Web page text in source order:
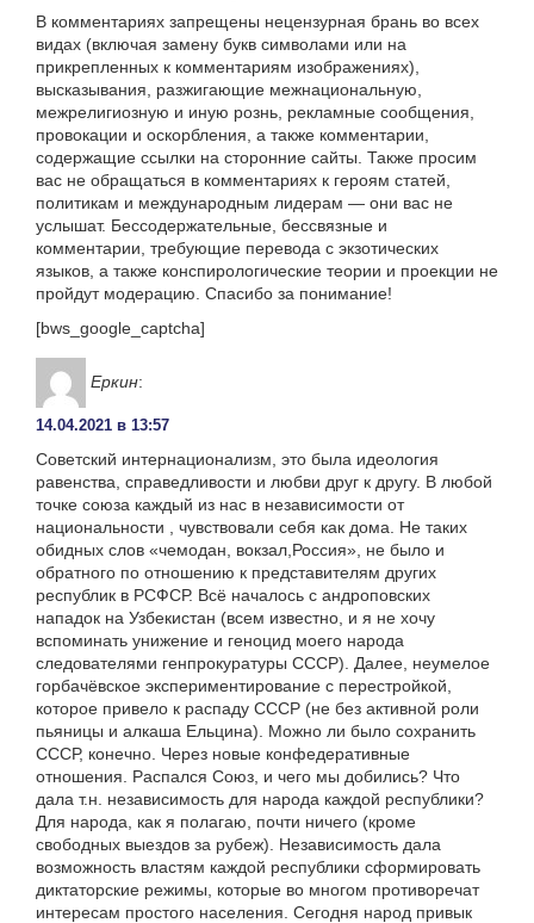
В комментариях запрещены нецензурная брань во всех
видах (включая замену букв символами или на
прикрепленных к комментариям изображениях),
высказывания, разжигающие межнациональную,
межрелигиозную и иную рознь, рекламные сообщения,
провокации и оскорбления, а также комментарии,
содержащие ссылки на сторонние сайты. Также просим
вас не обращаться в комментариях к героям статей,
политикам и международным лидерам — они вас не
услышат. Бессодержательные, бессвязные и
комментарии, требующие перевода с экзотических
языков, а также конспирологические теории и проекции не
пройдут модерацию. Спасибо за понимание!
[bws_google_captcha]
Еркин:
14.04.2021 в 13:57
Советский интернационализм, это была идеология
равенства, справедливости и любви друг к другу. В любой
точке союза каждый из нас в независимости от
национальности , чувствовали себя как дома. Не таких
обидных слов «чемодан, вокзал,Россия», не было и
обратного по отношению к представителям других
республик в РСФСР. Всё началось с андроповских
нападок на Узбекистан (всем известно, и я не хочу
вспоминать унижение и геноцид моего народа
следователями генпрокуратуры СССР). Далее, неумелое
горбачёвское экспериментирование с перестройкой,
которое привело к распаду СССР (не без активной роли
пьяницы и алкаша Ельцина). Можно ли было сохранить
СССР, конечно. Через новые конфедеративные
отношения. Распался Союз, и чего мы добились? Что
дала т.н. независимость для народа каждой республики?
Для народа, как я полагаю, почти ничего (кроме
свободных выездов за рубеж). Независимость дала
возможность властям каждой республики сформировать
диктаторские режимы, которые во многом противоречат
интересам простого населения. Сегодня народ привык